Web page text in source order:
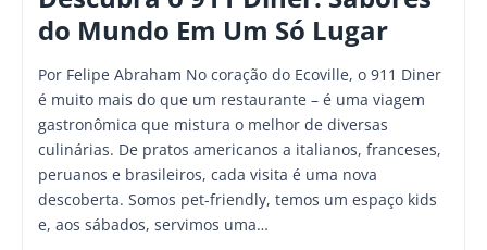
do Mundo Em Um Só Lugar
Por Felipe Abraham No coração do Ecoville, o 911 Diner
é muito mais do que um restaurante – é uma viagem
gastronômica que mistura o melhor de diversas
culinárias. De pratos americanos a italianos, franceses,
peruanos e brasileiros, cada visita é uma nova
descoberta. Somos pet-friendly, temos um espaço kids
e, aos sábados, servimos uma…